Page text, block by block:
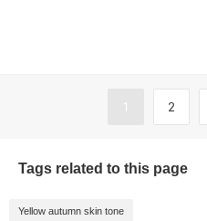
1 2
Tags related to this page
Yellow autumn skin tone